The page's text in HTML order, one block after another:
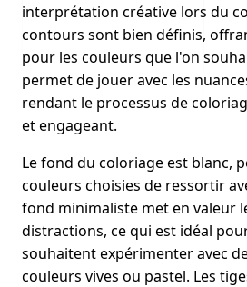
interprétation créative lors du
contours sont bien définis,
pour les couleurs que l'on
permet de jouer avec les
rendant le processus de
et engageant.
Le fond du coloriage est blanc,
couleurs choisies de ressortir
fond minimaliste met en valeur
distractions, ce qui est idéal
souhaitent expérimenter avec
couleurs vives ou pastel. Les